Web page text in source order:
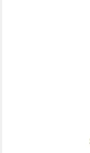
MOEBEL-DIREKT-
Blumentisch Iris (In